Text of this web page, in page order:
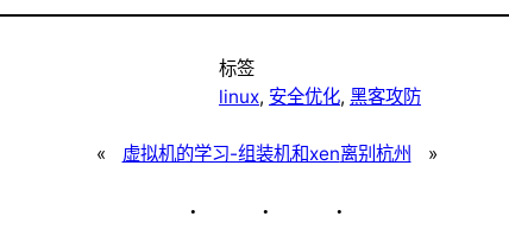
标签
linux, 安全优化, 黑客攻防
« 虚拟机的学习-组装机和xen离别杭州 »